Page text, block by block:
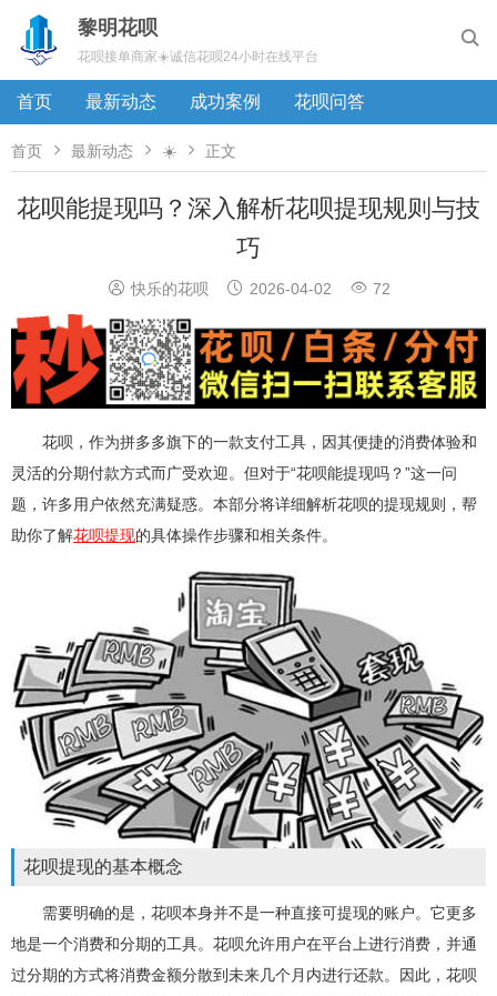

黎明花呗
花呗接单商家☀️诚信花呗24小时在线平台
首页 最新动态 成功案例 花呗问答
首页  最新动态  ☀️  正文
花呗能提现吗？深入解析花呗提现规则与技
巧
 快乐的花呗  2026-04-02  72
花呗，作为拼多多旗下的一款支付工具，因其便捷的消费体验和
灵活的分期付款方式而广受欢迎。但对于“花呗能提现吗？”这一问
题，许多用户依然充满疑惑。本部分将详细解析花呗的提现规则，帮
助你了解花呗提现的具体操作步骤和相关条件。
花呗提现的基本概念
需要明确的是，花呗本身并不是一种直接可提现的账户。它更多
地是一个消费和分期的工具。花呗允许用户在平台上进行消费，并通
过分期的方式将消费金额分散到未来几个月内进行还款。因此，花呗